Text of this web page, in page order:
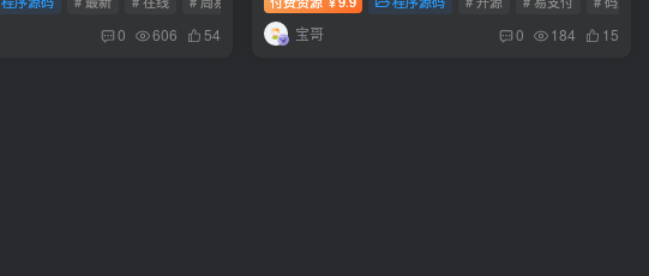
0 606 54 宝哥 0 184 15